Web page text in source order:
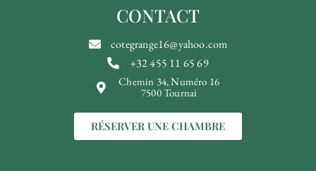
CONTACT
cotegrange16@yahoo.com
+32 455 11 65 69
Chemin 34, Numéro 16
7500 Tournai
RÉSERVER UNE CHAMBRE